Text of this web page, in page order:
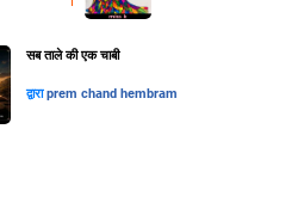
सब ताले की एक चाबी
द्वाराprem chand hembram